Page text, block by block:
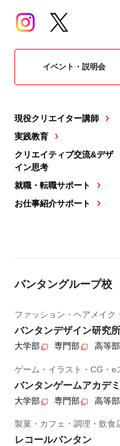
現役クリエイター講師
実践教育
クリエイティブ交流&デザ
イン思考
就職・転職サポート
お仕事紹介サポート
イベント・説明会
バンタングループ校
ファッション・ヘアメイク
バンタンデザイン研究所
大学部 専門部 高等部
ゲーム・イラスト・CG・e
バンタンゲームアカデ
大学部 専門部 高等部
製菓・カフェ・調理・飲食
レコールバンタン